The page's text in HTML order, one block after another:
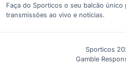
Faça do Sporticos o seu balcão
transmissões ao vivo e notícias.
Sporticos
Gamble